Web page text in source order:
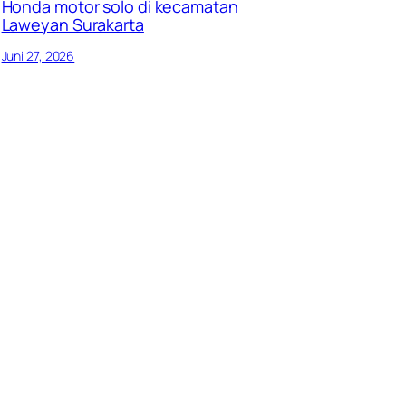
Honda motor solo di kecamatan
Laweyan Surakarta
Juni 27, 2026